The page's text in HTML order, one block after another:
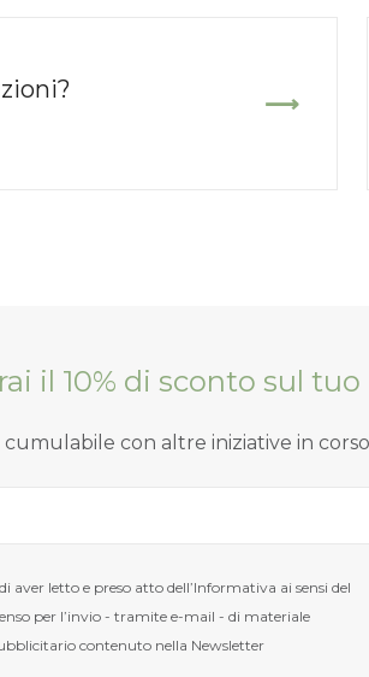
il 10% di sconto sul
con altre iniziative in corso
aver letto e preso atto dell’Informativa ai sensi del
per l’invio - tramite e-mail - di materiale
contenuto nella Newsletter